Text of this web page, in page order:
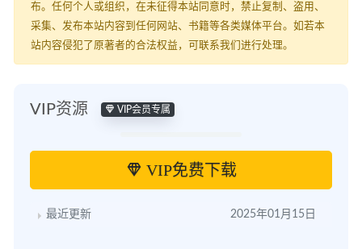
布。任何个人或组织，在未征得本站同意时，禁止复制、盗用、
采集、发布本站内容到任何网站、书籍等各类媒体平台。如若本
站内容侵犯了原著者的合法权益，可联系我们进行处理。
VIP资源 VIP会员专属
VIP免费下载
最近更新 2025年01月15日